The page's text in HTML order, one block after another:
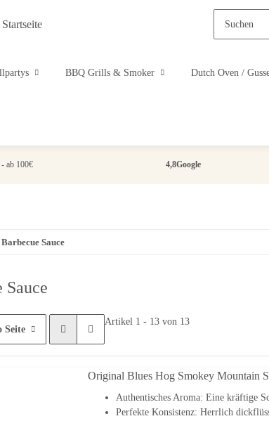
BBQ Grills & Smoker Dutch Oven /
- ab 100€ 4,8Google
Sauce
Sauce
Seite
Artikel 1 - 13 von 13
Original Blues Hog Smokey Mountain
Authentisches Aroma: Eine kräftige
Perfekte Konsistenz: Herrlich